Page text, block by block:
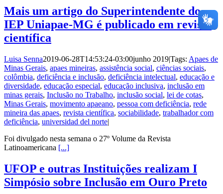
Mais um artigo do Superintendente do
IEP Uniapae-MG é publicado em revista
científica
Luisa Senna2019-06-28T14:53:24-03:00junho 2019|Tags: Apaes de
Minas Gerais, apaes mineiras, assistência social, ciências sociais,
colômbia, deficiência e inclusão, deficiência intelectual, educação e
diversidade, educação especial, educação inclusiva, inclusão em
minas gerais, Inclusão no Trabalho, inclusão social, lei de cotas,
Minas Gerais, movimento apaeano, pessoa com deficiência, rede
mineira das apaes, revista científica, sociabilidade, trabalhador com
deficiência, universidad del norte|
Foi divulgado nesta semana o 27º Volume da Revista
Latinoamericana [...]
UFOP e outras Instituições realizam I
Simpósio sobre Inclusão em Ouro Preto